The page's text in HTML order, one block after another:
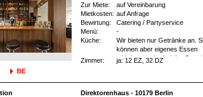
BE
Zur Miete:
auf Vereinbarung
Mietkosten: auf Anfrage
Bewirtung:
Catering / Partyservice
Menü:
-
Küche:
Wir bieten nur Getränke an.
können aber eigenes Essen
mitbringen oder bei der
Zimmer: ja: 12 EZ , 32 DZ
Direktorenhaus - 10179 Berlin